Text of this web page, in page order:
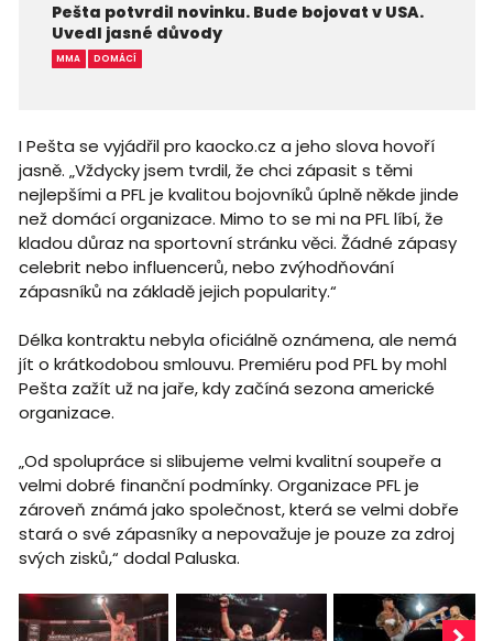
Pešta potvrdil novinku. Bude bojovat v USA.
Uvedl jasné důvody
MMA DOMÁCÍ
I Pešta se vyjádřil pro kaocko.cz a jeho slova hovoří
jasně. „Vždycky jsem tvrdil, že chci zápasit s těmi
nejlepšími a PFL je kvalitou bojovníků úplně někde jinde
než domácí organizace. Mimo to se mi na PFL líbí, že
kladou důraz na sportovní stránku věci. Žádné zápasy
celebrit nebo influencerů, nebo zvýhodňování
zápasníků na základě jejich popularity.“
Délka kontraktu nebyla oficiálně oznámena, ale nemá
jít o krátkodobou smlouvu. Premiéru pod PFL by mohl
Pešta zažít už na jaře, kdy začíná sezona americké
organizace.
„Od spolupráce si slibujeme velmi kvalitní soupeře a
velmi dobré finanční podmínky. Organizace PFL je
zároveň známá jako společnost, která se velmi dobře
stará o své zápasníky a nepovažuje je pouze za zdroj
svých zisků,“ dodal Paluska.